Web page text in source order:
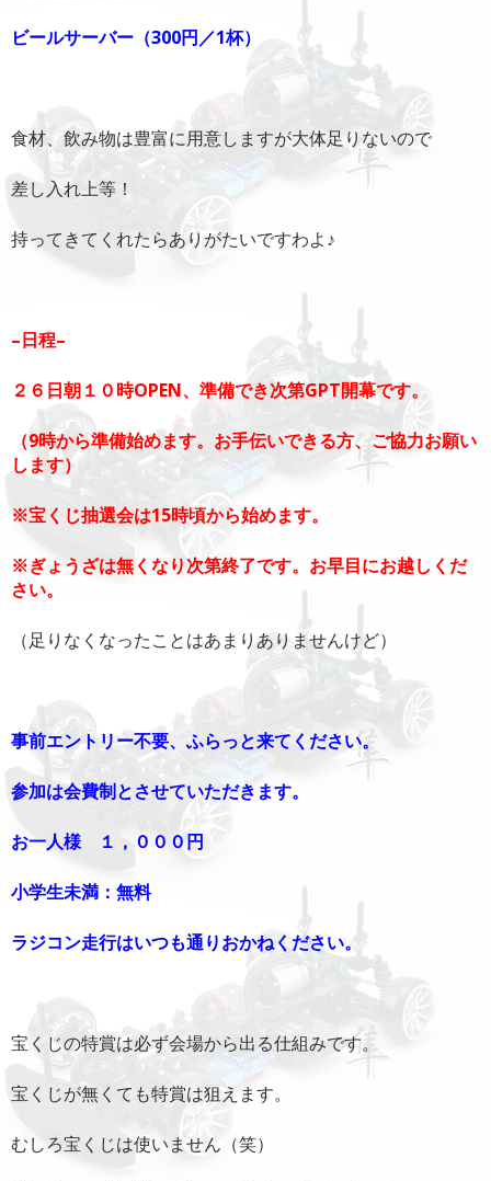
ビールサーバー（300円／1杯）
食材、飲み物は豊富に用意しますが大体足りないので
差し入れ上等！
持ってきてくれたらありがたいですわよ♪
–日程–
２６日朝１０時OPEN、準備でき次第GPT開幕です。
（9時から準備始めます。お手伝いできる方、ご協力お願い
します）
※宝くじ抽選会は15時頃から始めます。
※ぎょうざは無くなり次第終了です。お早目にお越しくだ
さい。
（足りなくなったことはあまりありませんけど）
事前エントリー不要、ふらっと来てください。
参加は会費制とさせていただきます。
お一人様 １，０００円
小学生未満：無料
ラジコン走行はいつも通りおかねください。
宝くじの特賞は必ず会場から出る仕組みです。
宝くじが無くても特賞は狙えます。
むしろ宝くじは使いません（笑）